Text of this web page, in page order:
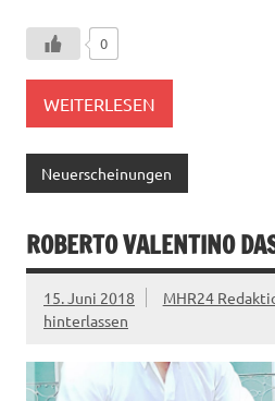
0
WEITERLESEN
Neuerscheinungen
ROBERTO VALENTINO
15. Juni 2018 MHR24
hinterlassen